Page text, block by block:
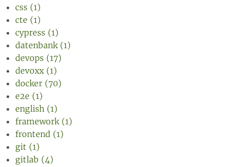
css (1)
cte (1)
cypress (1)
datenbank (1)
devops (17)
devoxx (1)
docker (70)
e2e (1)
english (1)
framework (1)
frontend (1)
git (1)
gitlab (4)